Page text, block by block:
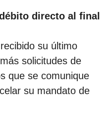
directo al final
su último
solicitudes de
que se comunique
su mandato de